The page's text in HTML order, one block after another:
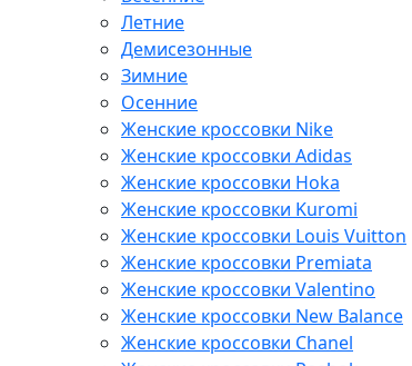
Летние
Демисезонные
Зимние
Осенние
Женские кроссовки Nike
Женские кроссовки Adidas
Женские кроссовки Hoka
Женские кроссовки Kuromi
Женские кроссовки Louis Vuitton
Женские кроссовки Premiata
Женские кроссовки Valentino
Женские кроссовки New Balance
Женские кроссовки Chanel